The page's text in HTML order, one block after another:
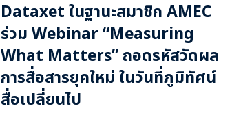
Dataxet ในฐานะสมาชิก AMEC
ร่วม Webinar “Measuring
What Matters” ถอดรหัสวัดผล
การสื่อสารยุคใหม่ ในวันที่ภูมิทัศน์
สื่อเปลี่ยนไป